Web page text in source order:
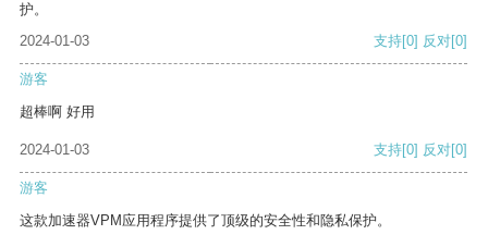
护。
2024-01-03
支持[0] 反对[0]
游客
超棒啊 好用
2024-01-03 支持[0] 反对[0]
游客
这款加速器VPM应用程序提供了顶级的安全性和隐私保护。